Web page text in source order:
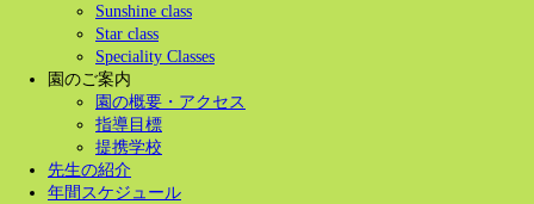
Sunshine class
Star class
Speciality Classes
園のご案内
園の概要・アクセス
指導目標
提携学校
先生の紹介
年間スケジュール